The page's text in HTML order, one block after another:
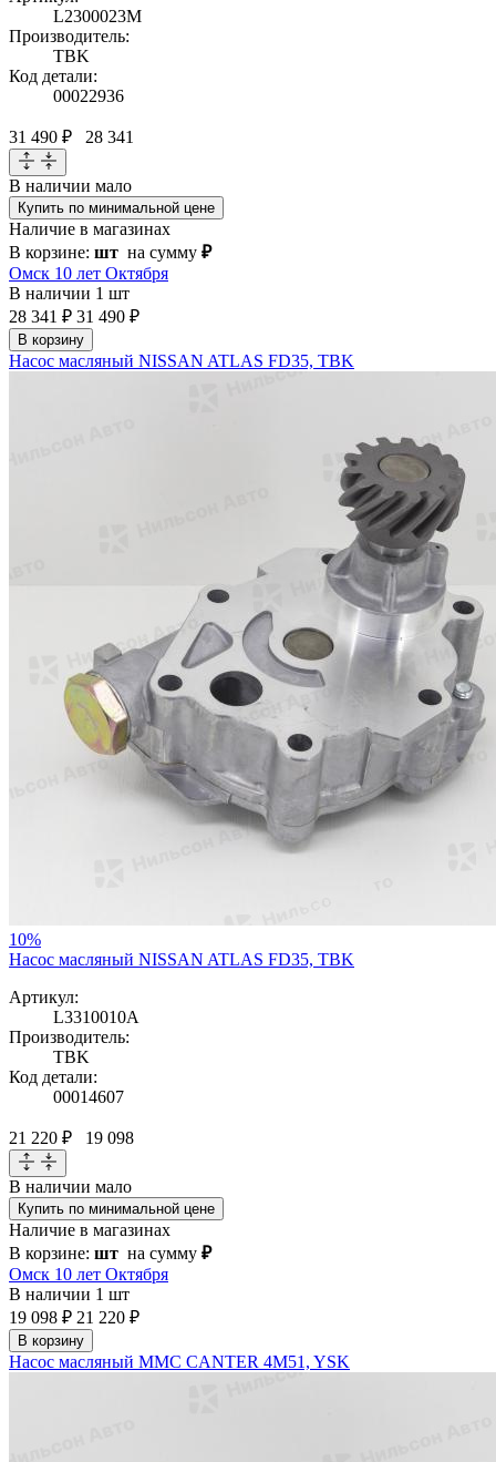
L2300023M
Производитель:
TBK
Код детали:
00022936
31 490 ₽ 28 341
В наличии мало
Купить по минимальной цене
Наличие в магазинах
В корзине: шт на сумму ₽
Омск 10 лет Октября
В наличии 1 шт
28 341 ₽ 31 490 ₽
В корзину
Насос масляный NISSAN ATLAS FD35, TBK
10%
Насос масляный NISSAN ATLAS FD35, TBK
Артикул:
L3310010A
Производитель:
TBK
Код детали:
00014607
21 220 ₽ 19 098
В наличии мало
Купить по минимальной цене
Наличие в магазинах
В корзине: шт на сумму ₽
Омск 10 лет Октября
В наличии 1 шт
19 098 ₽ 21 220 ₽
В корзину
Насос масляный MMC CANTER 4M51, YSK